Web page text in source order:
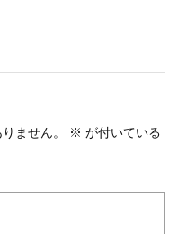
...
ません。
※ が付いている